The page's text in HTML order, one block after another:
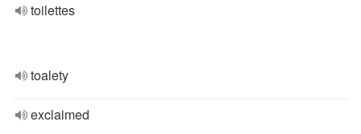
toilettes
toalety
exclaimed